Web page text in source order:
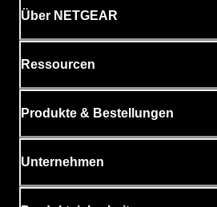
Über NETGEAR
Ressourcen
Produkte & Bestellungen
Unternehmen